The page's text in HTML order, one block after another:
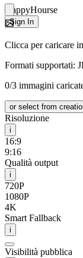
HappyHourse
Sign In
Clicca per caricare
Formati supportati:
0/3 immagini
or select from
Risoluzione
i
16:9
9:16
Qualità output
i
720P
1080P
4K
Smart Fallback
i
Visibilità pubblica